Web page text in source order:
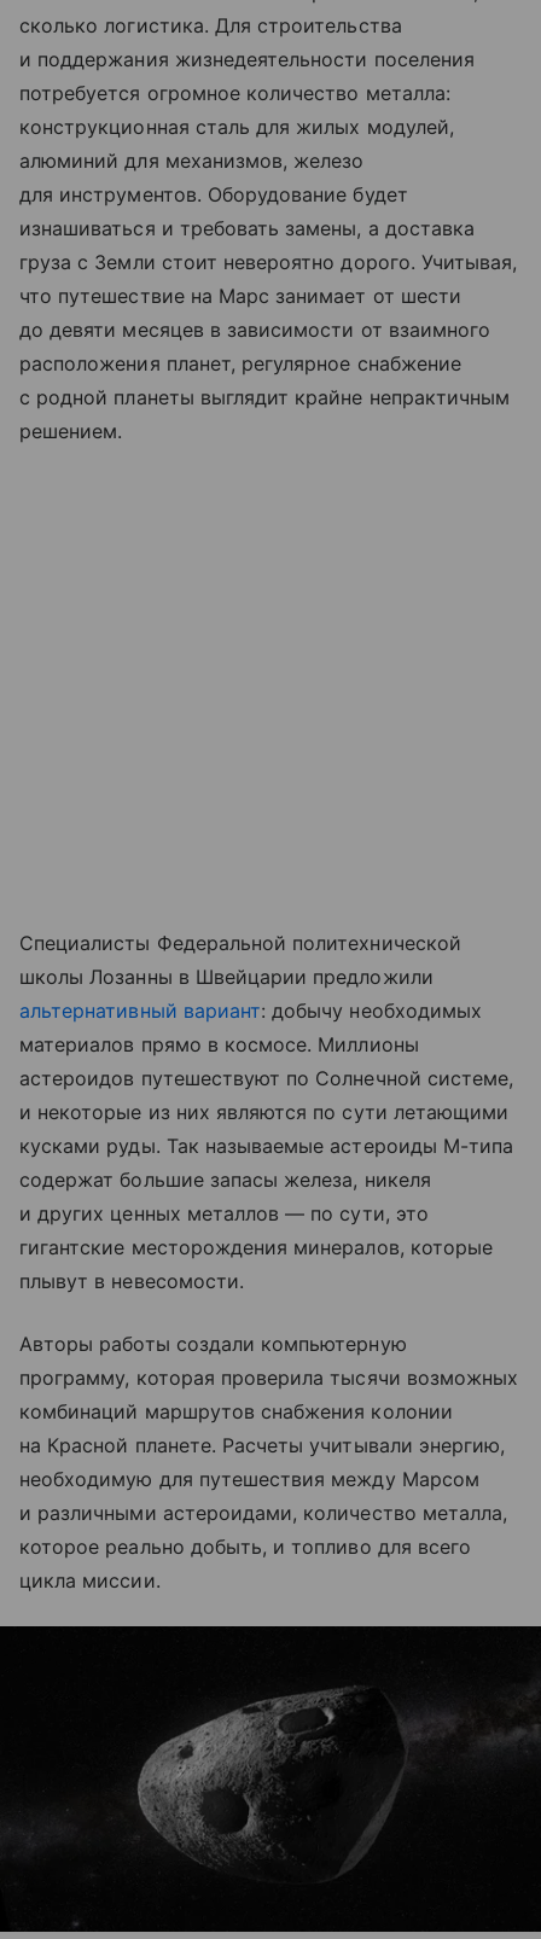
сколько логистика. Для строительства
и поддержания жизнедеятельности поселения
потребуется огромное количество металла:
конструкционная сталь для жилых модулей,
алюминий для механизмов, железо
для инструментов. Оборудование будет
изнашиваться и требовать замены, а доставка
груза с Земли стоит невероятно дорого. Учитывая,
что путешествие на Марс занимает от шести
до девяти месяцев в зависимости от взаимного
расположения планет, регулярное снабжение
с родной планеты выглядит крайне непрактичным
решением.
Специалисты Федеральной политехнической
школы Лозанны в Швейцарии предложили
альтернативный вариант: добычу необходимых
материалов прямо в космосе. Миллионы
астероидов путешествуют по Солнечной системе,
и некоторые из них являются по сути летающими
кусками руды. Так называемые астероиды М-типа
содержат большие запасы железа, никеля
и других ценных металлов — по сути, это
гигантские месторождения минералов, которые
плывут в невесомости.
Авторы работы создали компьютерную
программу, которая проверила тысячи возможных
комбинаций маршрутов снабжения колонии
на Красной планете. Расчеты учитывали энергию,
необходимую для путешествия между Марсом
и различными астероидами, количество металла,
которое реально добыть, и топливо для всего
цикла миссии.